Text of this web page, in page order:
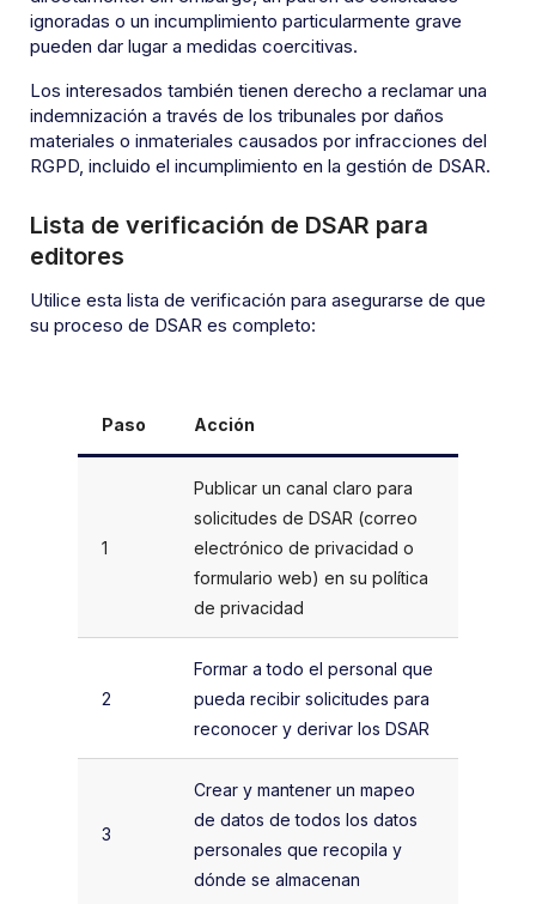
ignoradas o un incumplimiento particularmente grave
pueden dar lugar a medidas coercitivas.
Los interesados también tienen derecho a reclamar una
indemnización a través de los tribunales por daños
materiales o inmateriales causados por infracciones del
RGPD, incluido el incumplimiento en la gestión de DSAR.
Lista de verificación de DSAR para
editores
Utilice esta lista de verificación para asegurarse de que
su proceso de DSAR es completo:
Paso Acción
1
Publicar un canal claro para
solicitudes de DSAR (correo
electrónico de privacidad o
formulario web) en su política
de privacidad
2
Formar a todo el personal que
pueda recibir solicitudes para
reconocer y derivar los DSAR
3
Crear y mantener un mapeo
de datos de todos los datos
personales que recopila y
dónde se almacenan